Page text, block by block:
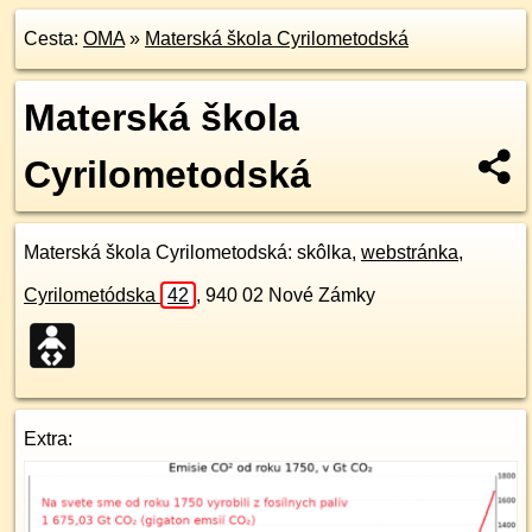
Cesta: OMA» Materská škola Cyrilometodská
Materská škola
Cyrilometodská
Materská škola Cyrilometodská: skôlka, webstránka,
Cyrilometódska 42 , 940 02 Nové Zámky
Extra: